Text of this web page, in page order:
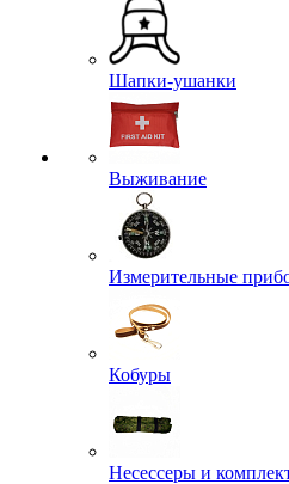
Шапки-ушанки
Выживание
Измерительные
Кобуры
Несессеры и